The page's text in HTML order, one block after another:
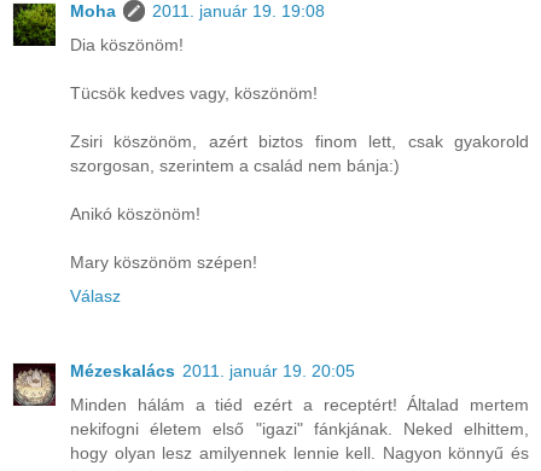
Moha
2011. január 19. 19:08
Dia köszönöm!
Tücsök kedves vagy, köszönöm!
Zsiri köszönöm, azért biztos finom lett, csak gyakorold
szorgosan, szerintem a család nem bánja:)
Anikó köszönöm!
Mary köszönöm szépen!
Válasz
Mézeskalács 2011. január 19. 20:05
Minden hálám a tiéd ezért a receptért! Általad mertem
nekifogni életem első "igazi" fánkjának. Neked elhittem,
hogy olyan lesz amilyennek lennie kell. Nagyon könnyű és